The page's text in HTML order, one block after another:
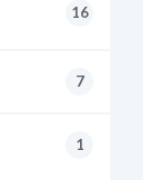
16
7
1